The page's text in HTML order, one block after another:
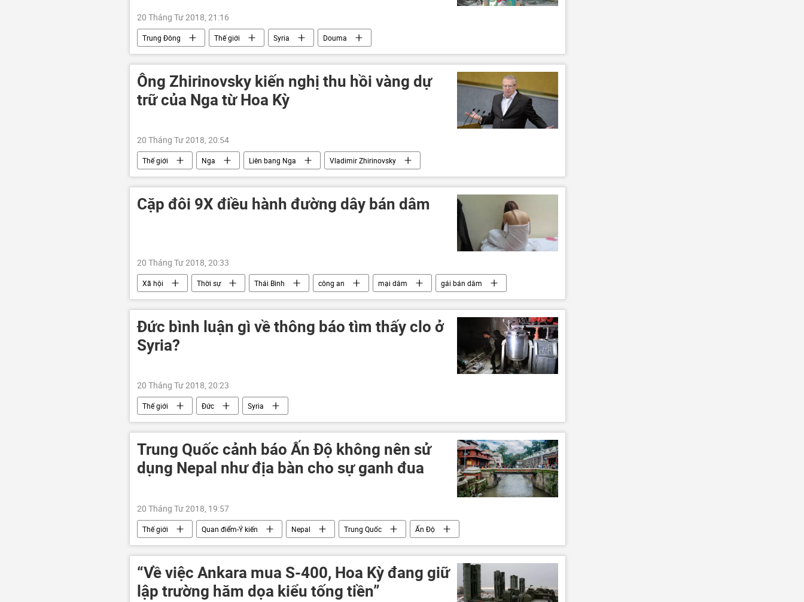
20 Tháng Tư 2018, 21:16
Trung Đông Thế giới Syria Douma
Ông Zhirinovsky kiến nghị thu hồi vàng dự
trữ của Nga từ Hoa Kỳ
20 Tháng Tư 2018, 20:54
Thế giới Nga Liên bang Nga Vladimir Zhirinovsky
Cặp đôi 9X điều hành đường dây bán dâm
20 Tháng Tư 2018, 20:33
Xã hội Thời sự Thái Bình công an mại dâm gái bán dâm
Đức bình luận gì về thông báo tìm thấy clo ở
Syria?
20 Tháng Tư 2018, 20:23
Thế giới Đức Syria
Trung Quốc cảnh báo Ấn Độ không nên sử
dụng Nepal như địa bàn cho sự ganh đua
20 Tháng Tư 2018, 19:57
Thế giới Quan điểm-Ý kiến Nepal Trung Quốc Ấn Độ
“Về việc Ankara mua S-400, Hoa Kỳ đang giữ
lập trường hăm dọa kiểu tống tiền”